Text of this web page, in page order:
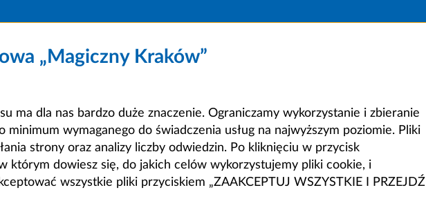
„Magiczny Kraków”
ma dla nas bardzo duże znaczenie. Ograniczamy wykorzystanie i zbieranie
wymaganego do świadczenia usług na najwyższym poziomie. Pliki
strony oraz analizy liczby odwiedzin. Po kliknięciu w przycisk
którym dowiesz się, do jakich celów wykorzystujemy pliki cookie, i
wszystkie pliki przyciskiem „ZAAKCEPTUJ WSZYSTKIE I PRZEJDŹ